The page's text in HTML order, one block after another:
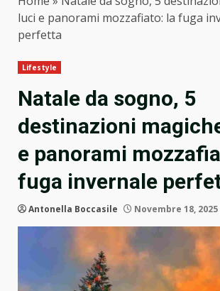
luci e panorami mozzafiato: la fuga
perfetta
Lifestyle
Natale da sogno, 5
destinazioni
e panorami
fuga invernale
Antonella Boccasile Novembre 18, 2025